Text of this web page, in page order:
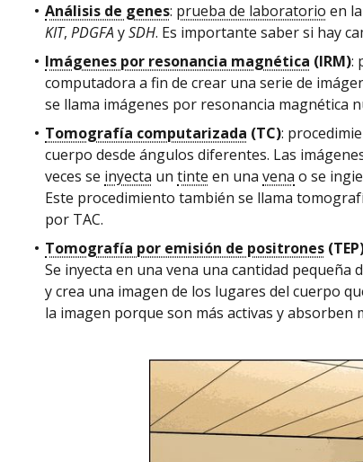
Análisis de genes: prueba de laboratorio en
KIT, PDGFAySDH. Es importante saber si hay
Imágenes por resonancia magnética (IRM):
computadora a fin de crear una serie de
se llama imágenes por resonancia magnética
Tomografía computarizada (TC):
cuerpo desde ángulos diferentes. Las
veces se inyecta un tinte en una vena o se
Este procedimiento también se llama
por TAC.
Tomografía por emisión de positrones
Se inyecta en una vena una cantidad pequeña
y crea una imagen de los lugares del cuerpo
la imagen porque son más activas y absorben